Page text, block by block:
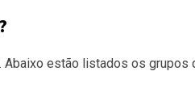
. Abaixo estão listados os grupos